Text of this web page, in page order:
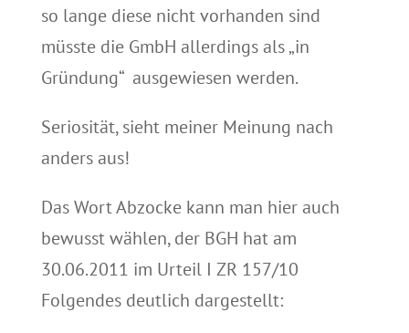
so lange diese nicht vorhanden sind
müsste die GmbH allerdings als „in
Gründung“ ausgewiesen werden.
Seriosität, sieht meiner Meinung nach
anders aus!
Das Wort Abzocke kann man hier auch
bewusst wählen, der BGH hat am
30.06.2011 im Urteil I ZR 157/10
Folgendes deutlich dargestellt: